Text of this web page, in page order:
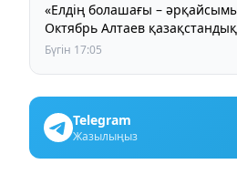
«Елдің болашағы –
Октябрь Алтаев
үндеу жасады
Бүгін 17:05
Telegram
Жазылыңыз